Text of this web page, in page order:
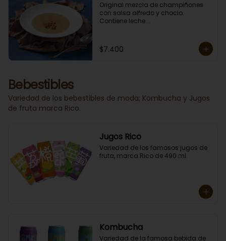
Original mezcla de champiñones
con salsa alfredo y choclo.
Contiene leche.
$7.400
Bebestibles
Variedad de los bebestibles de moda; Kombucha y Jugos
de fruta marca Rico.
Jugos Rico
Variedad de los famosos jugos de
fruta, marca Rico de 490 ml.
Kombucha
Variedad de la famosa bebida de